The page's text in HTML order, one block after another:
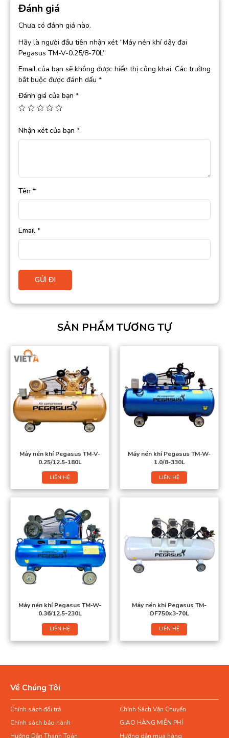
Đánh giá
Chưa có đánh giá nào.
Hãy là người đầu tiên nhận xét “Máy nén khí dây đai
Pegasus TM-V-0.25/8-70L”
Email của bạn sẽ không được hiển thị công khai. Các trường
bắt buộc được đánh dấu *
Đánh giá của bạn *
Nhận xét của bạn *
Tên *
Email *
SẢN PHẨM TƯƠNG TỰ
Máy nén khí Pegasus TM-V-
0.25/12.5-180L
LIÊN HỆ
Máy nén khí Pegasus TM-W-
1.0/8-330L
LIÊN HỆ
Máy nén khí Pegasus TM-W-
0.36/12.5-230L
LIÊN HỆ
Máy nén khí Pegasus TM-
OF750x3-70L
LIÊN HỆ
Về Chúng Tôi
Chính sách đổi trả
Chính Sách Vận Chuyển
Chính sách bảo hành
GIAO HÀNG MIỄN PHÍ
Hướng Dẫn Thanh Toán
Hướng dẫn mua hàng